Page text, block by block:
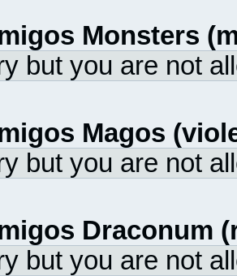
Monsters
but you are not
Magos
but you are not
Draconum
but you are not